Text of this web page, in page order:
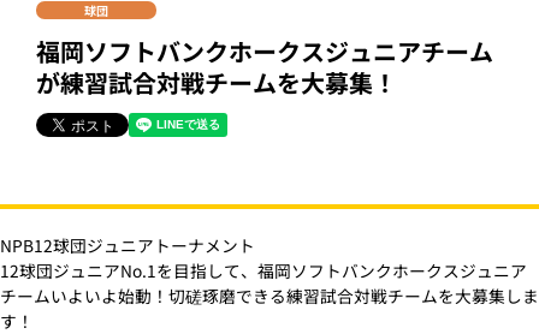
球団
福岡ソフトバンクホークスジュニアチーム
が練習試合対戦チームを大募集！
NPB12球団ジュニアトーナメント
12球団ジュニアNo.1を目指して、福岡ソフトバンクホークスジュニア
チームいよいよ始動！切磋琢磨できる練習試合対戦チームを大募集しま
す！